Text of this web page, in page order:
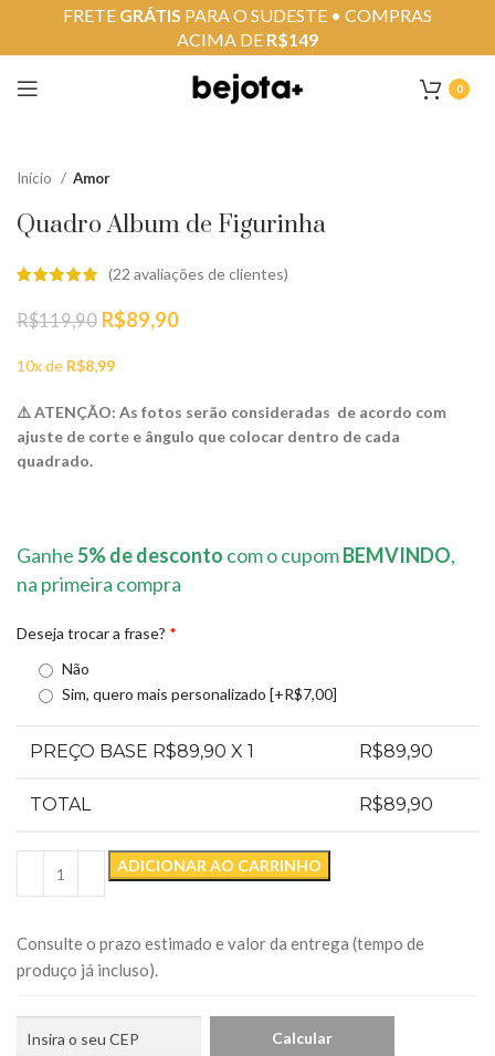
0
Início Amor
Quadro Album de Figurinha
(22 avaliações de clientes)
R$119,90 O
original
R$119,90.
R$89,90O
R$89,90.
10x de R$8,99
⚠️ ATENÇÃO: As fotos serão consideradas de acordo com
ajuste de corte e ângulo que colocar dentro de cada
quadrado.
Ganhe5% de desconto com o cupomBEMVINDO,
na primeira compra
Deseja trocar a frase? *
Não
Sim, quero mais personalizado [+R$7,00]
PREÇO BASE R$89,90 X 1 R$89,90
TOTAL R$89,90
ADICIONAR AO CARRINHO
Consulte o prazo estimado e valor da entrega (tempo de
produço já incluso).
FRETE GRÁTIS PARA O SUDESTE • COMPRAS
ACIMA DE R$149